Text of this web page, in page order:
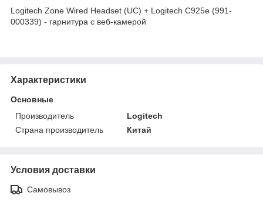
Logitech Zone Wired Headset (UC) + Logitech C925e (991-
000339) - гарнитура с веб-камерой
Характеристики
Основные
Производитель
Logitech
Страна производитель
Китай
Условия доставки
Самовывоз